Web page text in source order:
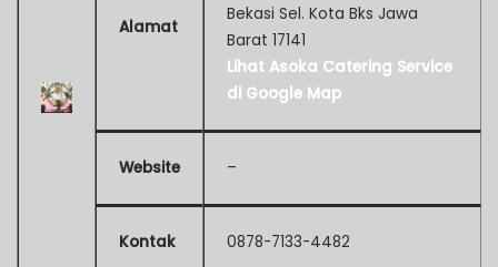
Alamat
Bekasi Sel. Kota Bks Jawa
Barat 17141
Lihat Asoka Catering Service
di Google Map
Website –
Kontak 0878-7133-4482